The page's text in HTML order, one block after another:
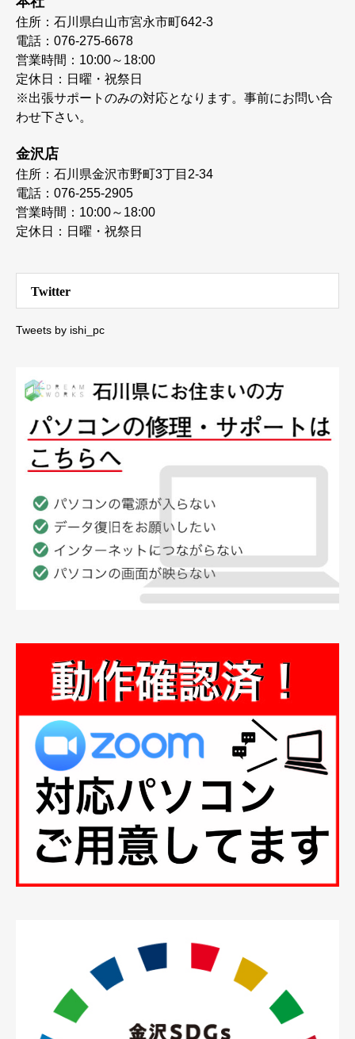
住所：石川県白山市宮永市町642-3
電話：076-275-6678
営業時間：10:00～18:00
定休日：日曜・祝祭日
※出張サポートのみの対応となります。事前にお問い合
わせ下さい。
金沢店
住所：石川県金沢市野町3丁目2-34
電話：076-255-2905
営業時間：10:00～18:00
定休日：日曜・祝祭日
Twitter
Tweets by ishi_pc